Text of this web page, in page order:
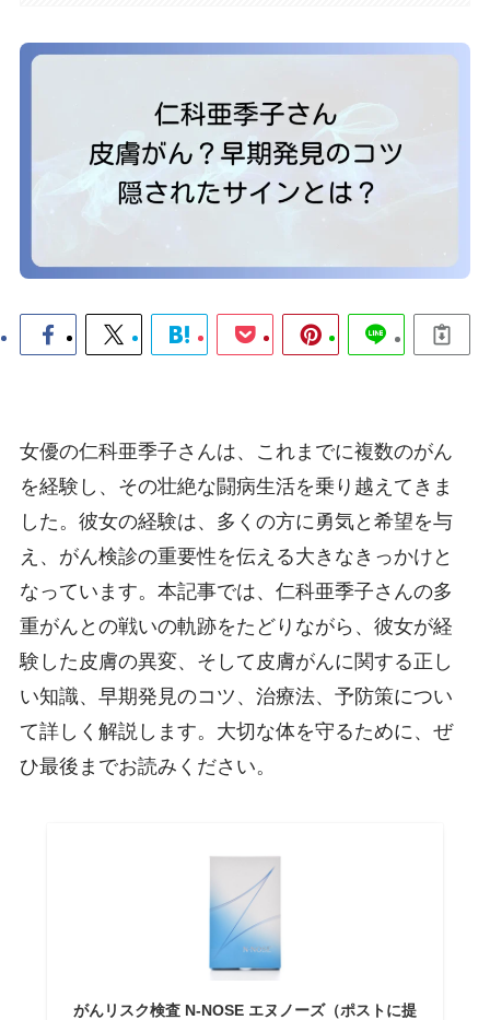
女優の仁科亜季子さんは、これまでに複数のがん
を経験し、その壮絶な闘病生活を乗り越えてきま
した。彼女の経験は、多くの方に勇気と希望を与
え、がん検診の重要性を伝える大きなきっかけと
なっています。本記事では、仁科亜季子さんの多
重がんとの戦いの軌跡をたどりながら、彼女が経
験した皮膚の異変、そして皮膚がんに関する正し
い知識、早期発見のコツ、治療法、予防策につい
て詳しく解説します。大切な体を守るために、ぜ
ひ最後までお読みください。
がんリスク検査 N-NOSE エヌノーズ（ポストに提